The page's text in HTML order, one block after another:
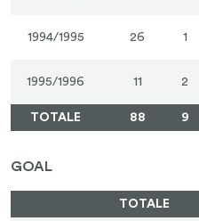
1994/1995 26 1
1995/1996 11 2
TOTALE 88 9
GOAL
TOTALE